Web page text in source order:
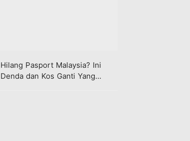
Hilang Pasport Malaysia? Ini
Denda dan Kos Ganti Yang